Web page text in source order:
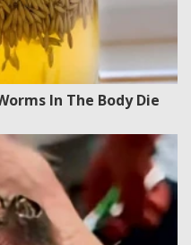
In The Body Die